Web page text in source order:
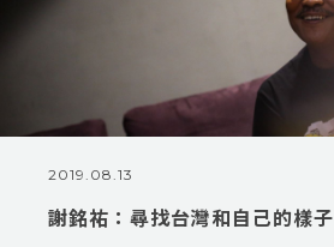
2019.08.13
謝銘祐：尋找台灣和自己的樣子